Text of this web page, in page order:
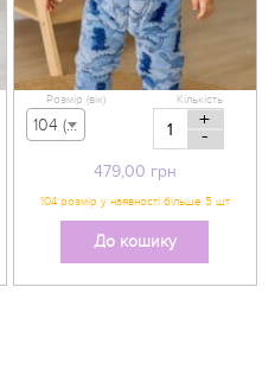
479,00 грн
Розмір (вік)
104 (вік 3-4 р) - 479,00 грн
Кількість
+
-
До кошику